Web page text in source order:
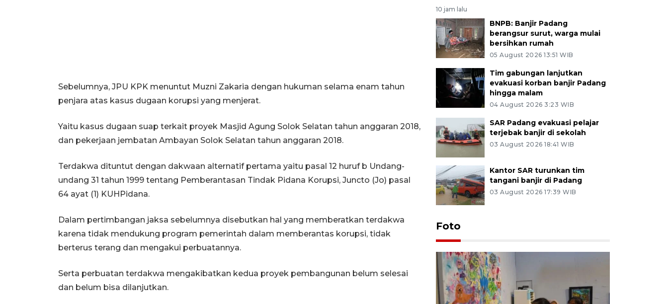
Sebelumnya, JPU KPK menuntut Muzni Zakaria dengan hukuman selama enam tahun
penjara atas kasus dugaan korupsi yang menjerat.
Yaitu kasus dugaan suap terkait proyek Masjid Agung Solok Selatan tahun anggaran 2018,
dan pekerjaan jembatan Ambayan Solok Selatan tahun anggaran 2018.
Terdakwa dituntut dengan dakwaan alternatif pertama yaitu pasal 12 huruf b Undang-
undang 31 tahun 1999 tentang Pemberantasan Tindak Pidana Korupsi, Juncto (Jo) pasal
64 ayat (1) KUHPidana.
Dalam pertimbangan jaksa sebelumnya disebutkan hal yang memberatkan terdakwa
karena tidak mendukung program pemerintah dalam memberantas korupsi, tidak
berterus terang dan mengakui perbuatannya.
Serta perbuatan terdakwa mengakibatkan kedua proyek pembangunan belum selesai
dan belum bisa dilanjutkan.
10 jam lalu
BNPB: Banjir Padang
berangsur surut, warga mulai
bersihkan rumah
05 August 2026 13:51 WIB
Tim gabungan lanjutkan
evakuasi korban banjir Padang
hingga malam
04 August 2026 3:23 WIB
SAR Padang evakuasi pelajar
terjebak banjir di sekolah
03 August 2026 18:41 WIB
Kantor SAR turunkan tim
tangani banjir di Padang
03 August 2026 17:39 WIB
Foto